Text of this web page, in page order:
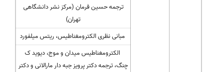
ترجمه حسین فرمان (مركز نشر دانشگاهی
تهران)
مبانی نظری الكترومغناطیس، ریتس میلفورد
الكترومغناطیس میدان و موج، دیوید ک
چنگ، ترجمه دكتر پرویز جبه دار مارالانی و دكتر